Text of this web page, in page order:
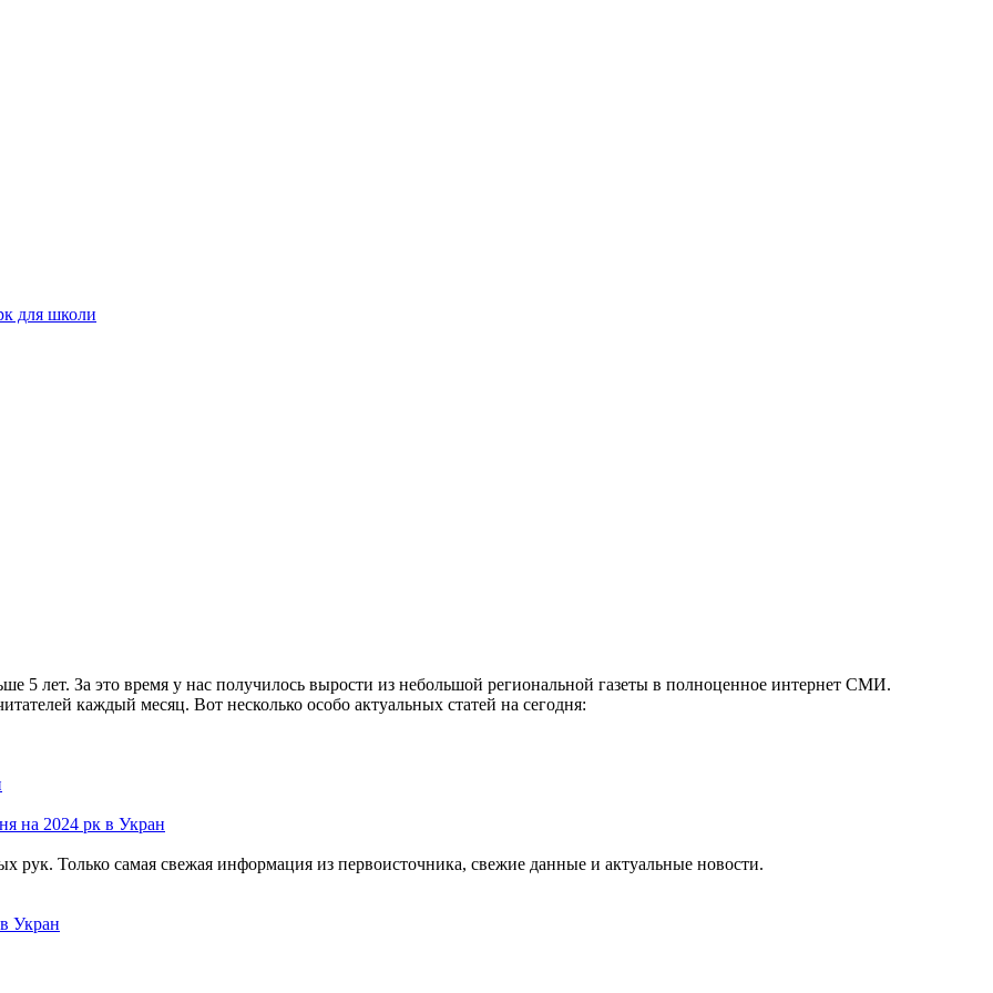
для школи
5 лет. За это время у нас получилось вырости из небольшой региональной газеты в полноценное интернет СМИ.
каждый месяц. Вот несколько особо актуальных статей на сегодня:
на 2024 рк в Укран
рук. Только самая свежая информация из первоисточника, свежие данные и актуальные новости.
Укран